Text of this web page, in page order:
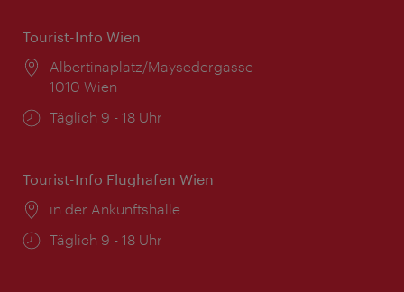
Tourist-Info Wien
Ort:
Albertinaplatz/Maysedergasse
1010 Wien
Öffnungszeiten:
Täglich 9 - 18 Uhr
Tourist-Info Flughafen Wien
Ort:
in der Ankunftshalle
Öffnungszeiten:
Täglich 9 - 18 Uhr